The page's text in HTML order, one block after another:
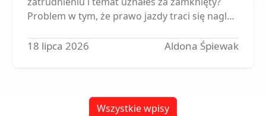
Problem w tym, że prawo jazdy traci się nagle -
uprawnień przychodzi do firmy.…
18 lipca 2026 Aldona Śpiewak
Wszystkie wpisy